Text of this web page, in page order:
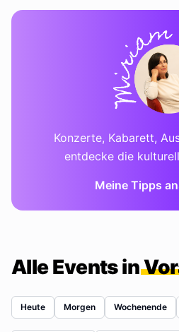
Konzerte, Kabarett,
entdecke die
Meine Tipps
Alle Events in
Heute Morgen Wochenende